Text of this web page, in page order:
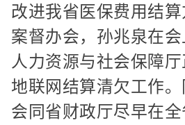
改进我省医保费用结
案督办会，孙兆泉在
人力资源与社会保障
地联网结算清欠工作
会同省财政厅尽早在